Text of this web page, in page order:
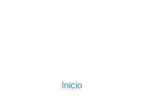
Inicio